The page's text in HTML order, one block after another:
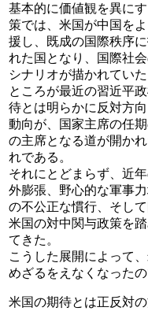
基本的に価値観を異に
策では、米国が中国を
援し、既成の国際秩序
れた国となり、国際社
シナリオが描かれていた
ところが最近の習近平
待とは明らかに反対方
動向が、国家主席の任
の主席となる道が開か
れである。
それにとどまらず、近
外膨張、野心的な軍事
の不公正な慣行、そし
米国の対中関与政策を
てきた。
こうした展開によって
めざるをえなくなったの
米国の期待とは正反対